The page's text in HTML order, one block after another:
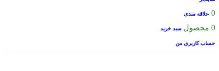
0 علاقه مندی
0 محصول سبد خرید
حساب کاربری من